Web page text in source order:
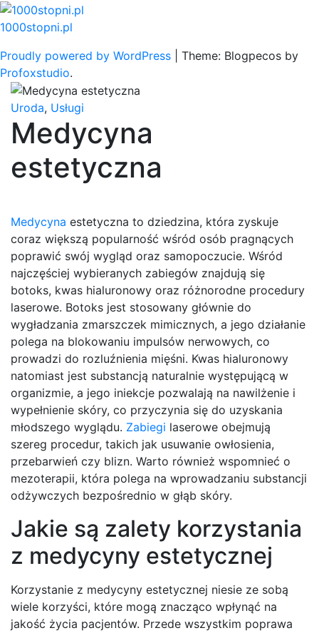
Skip
to
1000stopni.pl
Proudly powered by WordPress
Theme: Blogpecos by
Profoxstudio.
Uroda, Usługi
Medycyna
estetyczna
Medycyna estetyczna to dziedzina, która zyskuje
coraz większą popularność wśród osób pragnących
poprawić swój wygląd oraz samopoczucie. Wśród
najczęściej wybieranych zabiegów znajdują się
botoks, kwas hialuronowy oraz różnorodne procedury
laserowe. Botoks jest stosowany głównie do
wygładzania zmarszczek mimicznych, a jego działanie
polega na blokowaniu impulsów nerwowych, co
prowadzi do rozluźnienia mięśni. Kwas hialuronowy
natomiast jest substancją naturalnie występującą w
organizmie, a jego iniekcje pozwalają na nawilżenie i
wypełnienie skóry, co przyczynia się do uzyskania
młodszego wyglądu. Zabiegi laserowe obejmują
szereg procedur, takich jak usuwanie owłosienia,
przebarwień czy blizn. Warto również wspomnieć o
mezoterapii, która polega na wprowadzaniu substancji
odżywczych bezpośrednio w głąb skóry.
Jakie są zalety korzystania
z medycyny estetycznej
Korzystanie z medycyny estetycznej niesie ze sobą
wiele korzyści, które mogą znacząco wpłynąć na
jakość życia pacjentów. Przede wszystkim poprawa